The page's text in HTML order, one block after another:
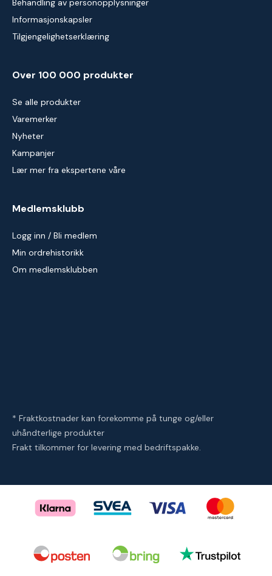
Behandling av personopplysninger
Informasjonskapsler
Tilgjengelighetserklæring
Over 100 000 produkter
Se alle produkter
Varemerker
Nyheter
Kampanjer
Lær mer fra ekspertene våre
Medlemsklubb
Logg inn / Bli medlem
Min ordrehistorikk
Om medlemsklubben
* Fraktkostnader kan forekomme på tunge og/eller
uhåndterlige produkter
Frakt tilkommer for levering med bedriftspakke.